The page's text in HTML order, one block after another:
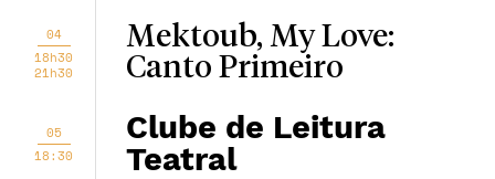
04
18h30
21h30
Mektoub, My Love:
Canto Primeiro
05
18:30
Clube de Leitura
Teatral